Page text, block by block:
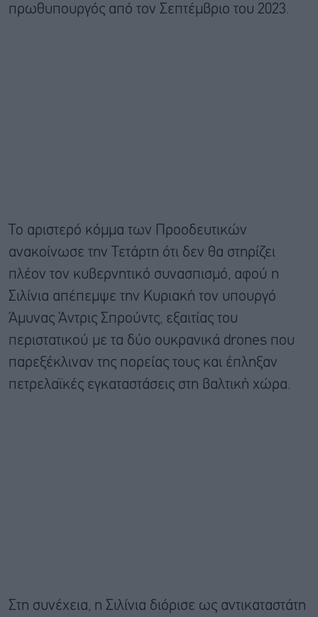
πρωθυπουργός από τον Σεπτέμβριο του 2023.
Το αριστερό κόμμα των Προοδευτικών
ανακοίνωσε την Τετάρτη ότι δεν θα στηρίζει
πλέον τον κυβερνητικό συνασπισμό, αφού η
Σιλίνια απέπεμψε την Κυριακή τον υπουργό
Άμυνας Άντρις Σπρούντς, εξαιτίας του
περιστατικού με τα δύο ουκρανικά drones που
παρεξέκλιναν της πορείας τους και έπληξαν
πετρελαϊκές εγκαταστάσεις στη βαλτική χώρα.
Στη συνέχεια, η Σιλίνια διόρισε ως αντικαταστάτη